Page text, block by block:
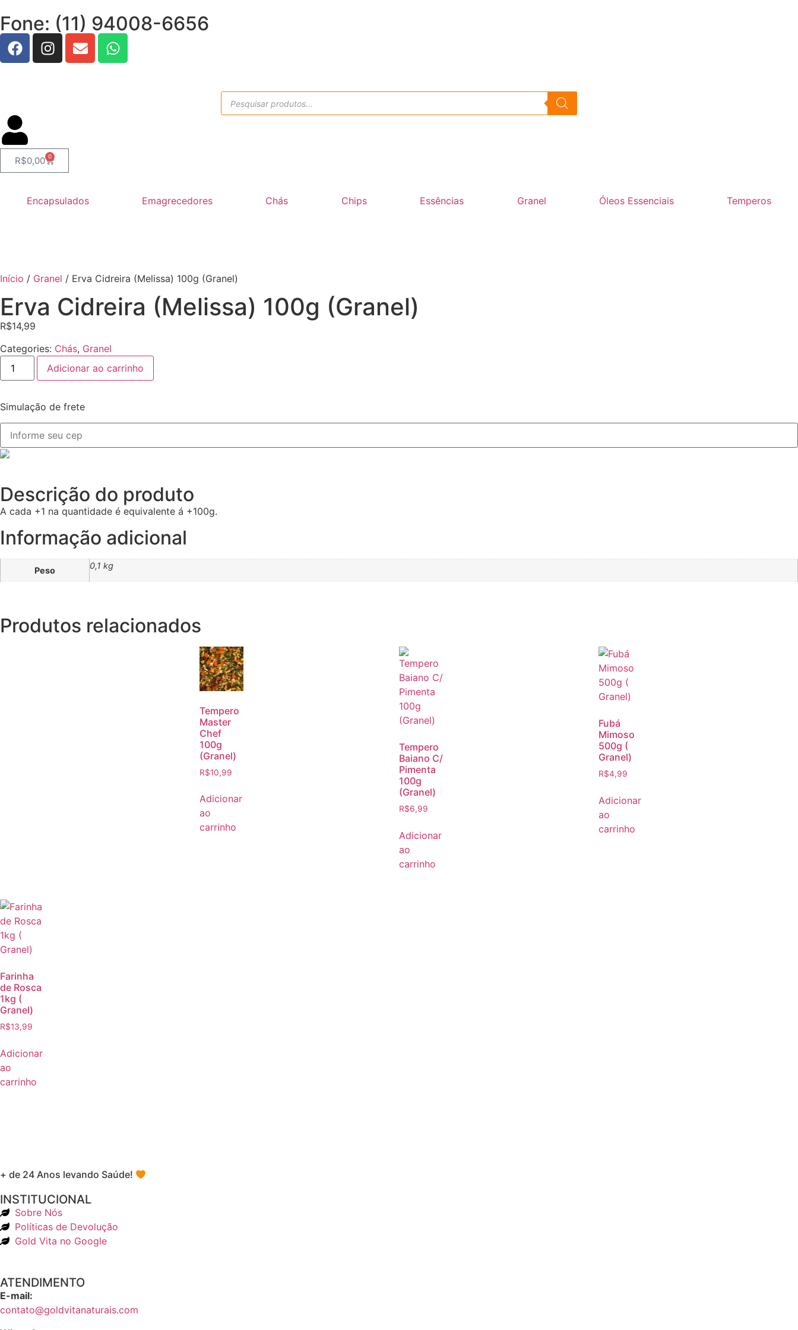
Fone: (11) 94008-6656
R$0,00 0
Encapsulados Emagrecedores Chás Chips Essências Granel Óleos Essenciais Temperos
Início / Granel / Erva Cidreira (Melissa) 100g (Granel)
Erva Cidreira (Melissa) 100g (Granel)
R$14,99
Categories: Chás, Granel
Adicionar ao carrinho
Simulação de frete
Descrição do produto
A cada +1 na quantidade é equivalente á +100g.
Informação adicional
Peso 0,1 kg
Produtos relacionados
Tempero
Master
Chef
100g
(Granel)
R$10,99
Adicionar
ao
carrinho
Tempero
Baiano C/
Pimenta
100g
(Granel)
R$6,99
Adicionar
ao
carrinho
Fubá
Mimoso
500g (
Granel)
R$4,99
Adicionar
ao
carrinho
Farinha
de Rosca
1kg (
Granel)
R$13,99
Adicionar
ao
carrinho
+ de 24 Anos levando Saúde!
INSTITUCIONAL
Sobre Nós
Políticas de Devolução
Gold Vita no Google
ATENDIMENTO
E-mail:
contato@goldvitanaturais.com